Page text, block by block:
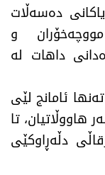
دەسەڵات
و
داهات لە
ئامانج لێی
تا
دڵەڕاوکێی